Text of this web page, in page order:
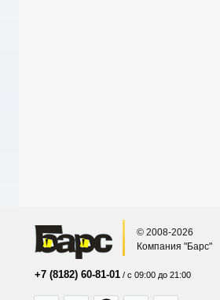
© 2008-2026
Компания "Барс"
+7 (8182) 60-81-01 / с 09:00 до 21:00